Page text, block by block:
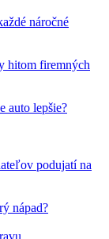
náročné
hitom firemných
auto lepšie?
podujatí na
nápad?